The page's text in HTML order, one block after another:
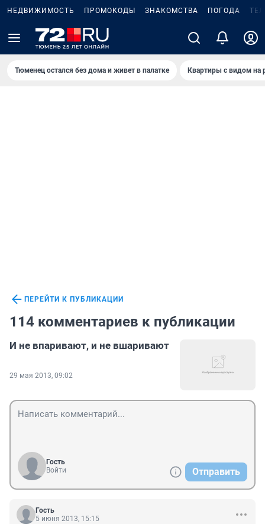
НЕДВИЖИМОСТЬ ПРОМОКОДЫ ЗНАКОМСТВА ПОГОДА
Тюменец остался без дома и живет в палатке Квартиры с видом на
ПЕРЕЙТИ К ПУБЛИКАЦИИ
114 комментариев к публикации
И не впаривают, и не вшаривают
29 мая 2013, 09:02
Гость
Войти
Отправить
Гость
5 июня 2013, 15:15